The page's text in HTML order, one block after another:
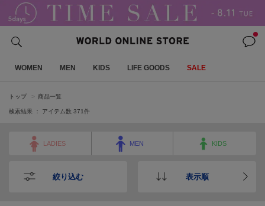
WOMEN MEN KIDS LIFE GOODS SALE
トップ 商品一覧
検索結果 ： アイテム数 371件
LADIES MEN KIDS
絞り込む 表示順